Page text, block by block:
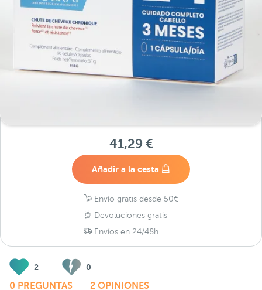
41,29 €
Añadir a la cesta
Envío gratis desde 50€
Devoluciones gratis
Envíos en 24/48h
2 0
0 PREGUNTAS 2 OPINIONES